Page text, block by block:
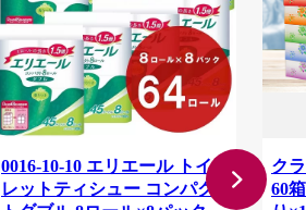
0016-10-10 エリエール トイ
レットティシュー コンパク
ク
60